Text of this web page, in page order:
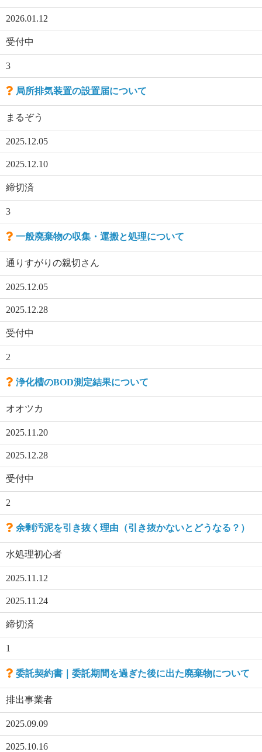
2026.01.12
受付中
3
局所排気装置の設置届について
まるぞう
2025.12.05
2025.12.10
締切済
3
一般廃棄物の収集・運搬と処理について
通りすがりの親切さん
2025.12.05
2025.12.28
受付中
2
浄化槽のBOD測定結果について
オオツカ
2025.11.20
2025.12.28
受付中
2
余剰汚泥を引き抜く理由（引き抜かないとどうなる？）
水処理初心者
2025.11.12
2025.11.24
締切済
1
委託契約書｜委託期間を過ぎた後に出た廃棄物について
排出事業者
2025.09.09
2025.10.16